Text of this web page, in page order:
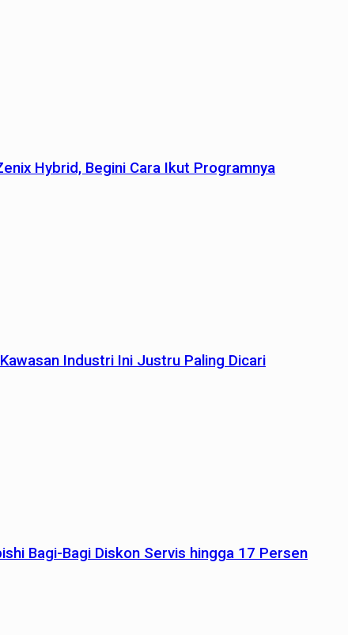
Hybrid, Begini Cara Ikut Programnya
Industri Ini Justru Paling Dicari
Bagi-Bagi Diskon Servis hingga 17 Persen